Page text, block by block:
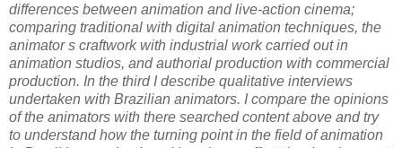
differences between animation and live-action cinema;
comparing traditional with digital animation techniques, the
animator s craftwork with industrial work carried out in
animation studios, and authorial production with commercial
production. In the third I describe qualitative interviews
undertaken with Brazilian animators. I compare the opinions
of the animators with there searched content above and try
to understand how the turning point in the field of animation